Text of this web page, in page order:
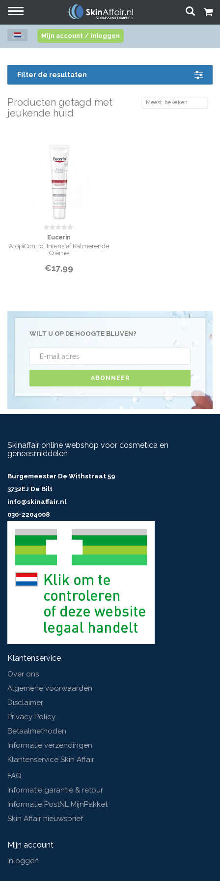
Toggle
Mijn account / inloggen
Filter de resultaten
Producten getagd met
jeukende huid
Eucerin
AtopiControl Intensief Kalmerende
Crème
€17,99
WILT U OP DE HOOGTE BLIJVEN?
ABONNEER
Skinaffair online webshop voor cosmetica en
geneesmiddelen
Burgemeester De Withstraat 59
3732EJ De Bilt
info@skinaffair.nl
030-2204008
Klantenservice
Over ons
Algemene voorwaarden
Disclaimer
Privacy Policy
Betaalmethoden
Informatie verzendingen
Klantenservice Skin Affair
FAQ
Informatie garantie & retour
Informatie PostNL MijnPakket
Skin Affair nieuwsbrief
Mijn account
Inloggen